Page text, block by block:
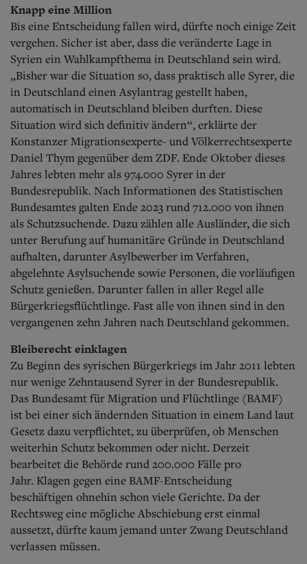
Knapp eine Million
Bis eine Entscheidung fallen wird, dürfte noch einige Zeit
vergehen. Sicher ist aber, dass die veränderte Lage in
Syrien ein Wahlkampfthema in Deutschland sein wird.
„Bisher war die Situation so, dass praktisch alle Syrer, die
in Deutschland einen Asylantrag gestellt haben,
automatisch in Deutschland bleiben durften. Diese
Situation wird sich definitiv ändern“, erklärte der
Konstanzer Migrationsexperte- und Völkerrechtsexperte
Daniel Thym gegenüber dem ZDF. Ende Oktober dieses
Jahres lebten mehr als 974.000 Syrer in der
Bundesrepublik. Nach Informationen des Statistischen
Bundesamtes galten Ende 2023 rund 712.000 von ihnen
als Schutzsuchende. Dazu zählen alle Ausländer, die sich
unter Berufung auf humanitäre Gründe in Deutschland
aufhalten, darunter Asylbewerber im Verfahren,
abgelehnte Asylsuchende sowie Personen, die vorläufigen
Schutz genießen. Darunter fallen in aller Regel alle
Bürgerkriegsflüchtlinge. Fast alle von ihnen sind in den
vergangenen zehn Jahren nach Deutschland gekommen.
Bleiberecht einklagen
Zu Beginn des syrischen Bürgerkriegs im Jahr 2011 lebten
nur wenige Zehntausend Syrer in der Bundesrepublik.
Das Bundesamt für Migration und Flüchtlinge (BAMF)
ist bei einer sich ändernden Situation in einem Land laut
Gesetz dazu verpflichtet, zu überprüfen, ob Menschen
weiterhin Schutz bekommen oder nicht. Derzeit
bearbeitet die Behörde rund 200.000 Fälle pro
Jahr. Klagen gegen eine BAMF-Entscheidung
beschäftigen ohnehin schon viele Gerichte. Da der
Rechtsweg eine mögliche Abschiebung erst einmal
aussetzt, dürfte kaum jemand unter Zwang Deutschland
verlassen müssen.